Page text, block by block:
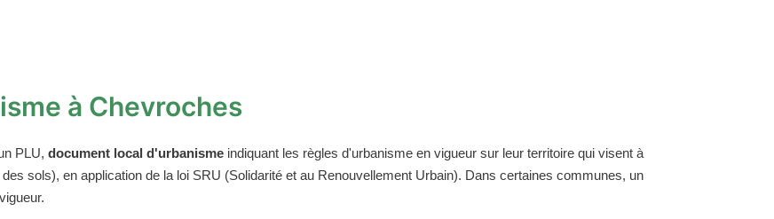
à Chevroches
PLU, document local d'urbanisme indiquant les règles d'urbanisme en vigueur sur leur territoire qui visent à
sols), en application de la loi SRU (Solidarité et au Renouvellement Urbain). Dans certaines communes, un